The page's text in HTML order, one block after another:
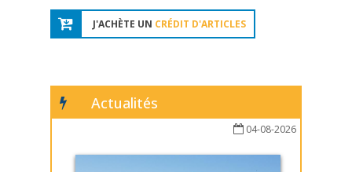
J'ACHÈTE UN CRÉDIT D'ARTICLES
Actualités
04-08-2026